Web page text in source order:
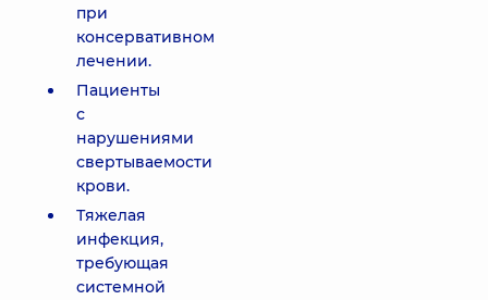
при
консервативном
лечении.
Пациенты
с
нарушениями
свертываемости
крови.
Тяжелая
инфекция,
требующая
системной